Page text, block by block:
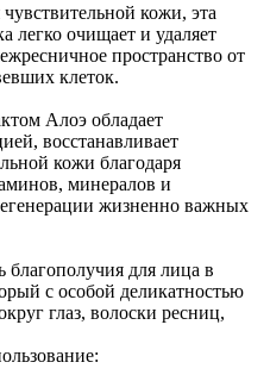
кожи, эта
легко очищает и удаляет
пространство от
клеток.
Алоэ обладает
восстанавливает
кожи благодаря
минералов и
жизненно важных
для лица в
с особой деликатностью
глаз, волоски ресниц,